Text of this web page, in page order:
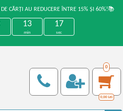
CĂRȚI AU REDUCERE ÎNTRE 15% ȘI 60%!📚
13
min
16
sec
0
0,00 Lei